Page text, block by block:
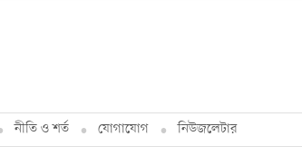
নীতি ও শর্ত যোগাযোগ নিউজলেটার